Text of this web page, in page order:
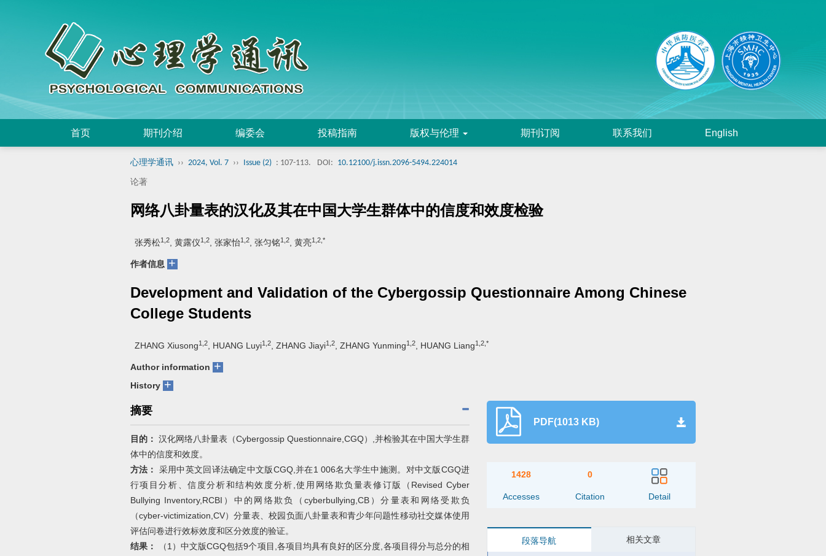
首页 期刊介绍 编委会 投稿指南 版权与伦理 期刊订阅 联系我们 English
心理学通讯 ›› 2024, Vol. 7 ›› Issue (2) : 107-113. DOI: 10.12100/j.issn.2096-5494.224014
论著
网络八卦量表的汉化及其在中国大学生群体中的信度和效度检验
张秀松1,2, 黄露仪1,2, 张家怡1,2, 张匀铭1,2, 黄亮1,2,*
作者信息 +
Development and Validation of the Cybergossip Questionnaire Among Chinese
College Students
ZHANG Xiusong1,2, HUANG Luyi1,2, ZHANG Jiayi1,2, ZHANG Yunming1,2, HUANG Liang1,2,*
Author information +
History +
摘要
目的： 汉化网络八卦量表（Cybergossip Questionnaire,CGQ）,并检验其在中国大学生群
体中的信度和效度。
方法：
采用中英文回译法确定中文版CGQ,并在1 006名大学生中施测。对中文版CGQ进
行项目分析、信度分析和结构效度分析,使用网络欺负量表修订版（Revised Cyber
Bullying Inventory,RCBI）中的网络欺负（cyberbullying,CB）分量表和网络受欺负
（cyber-victimization,CV）分量表、校园负面八卦量表和青少年问题性移动社交媒体使用
评估问卷进行效标效度和区分效度的验证。
结果：
（1）中文版CGQ包括9个项目,各项目均具有良好的区分度,各项目得分与总分的相
PDF(1013 KB)
1428
Accesses
0
Citation Detail
段落导航 相关文章